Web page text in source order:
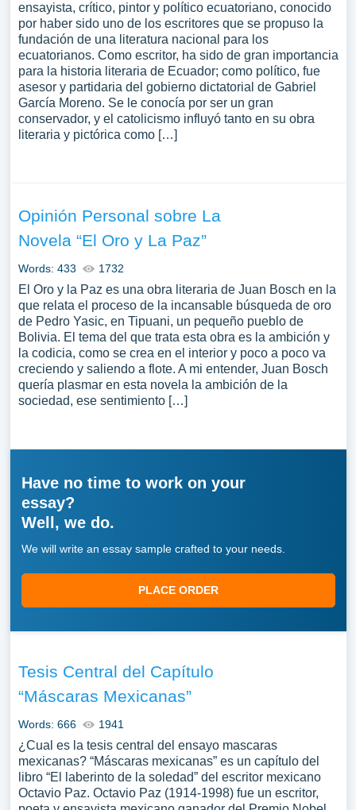
ensayista, crítico, pintor y político ecuatoriano, conocido
por haber sido uno de los escritores que se propuso la
fundación de una literatura nacional para los
ecuatorianos. Como escritor, ha sido de gran importancia
para la historia literaria de Ecuador; como político, fue
asesor y partidaria del gobierno dictatorial de Gabriel
García Moreno. Se le conocía por ser un gran
conservador, y el catolicismo influyó tanto en su obra
literaria y pictórica como […]
Opinión Personal sobre La
Novela “El Oro y La Paz”
Words: 433 1732
El Oro y la Paz es una obra literaria de Juan Bosch en la
que relata el proceso de la incansable búsqueda de oro
de Pedro Yasic, en Tipuani, un pequeño pueblo de
Bolivia. El tema del que trata esta obra es la ambición y
la codicia, como se crea en el interior y poco a poco va
creciendo y saliendo a flote. A mi entender, Juan Bosch
quería plasmar en esta novela la ambición de la
sociedad, ese sentimiento […]
Have no time to work on your
essay?
Well, we do.
We will write an essay sample crafted to your needs.
PLACE ORDER
Tesis Central del Capítulo
“Máscaras Mexicanas”
Words: 666 1941
¿Cual es la tesis central del ensayo mascaras
mexicanas? “Máscaras mexicanas” es un capítulo del
libro “El laberinto de la soledad” del escritor mexicano
Octavio Paz. Octavio Paz (1914-1998) fue un escritor,